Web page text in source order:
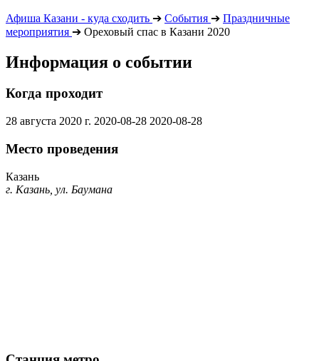
Афиша Казани - куда сходить ➔ События ➔ Праздничные
мероприятия ➔ Ореховый спас в Казани 2020
Информация о событии
Когда проходит
28 августа 2020 г. 2020-08-28 2020-08-28
Место проведения
Казань
г. Казань, ул. Баумана